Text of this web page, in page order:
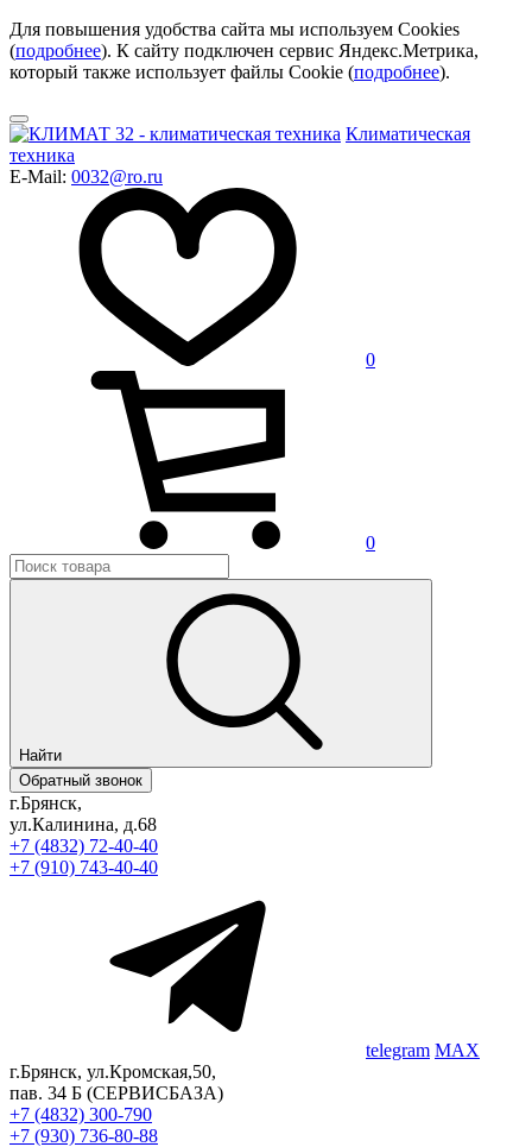
Для повышения удобства сайта мы используем Cookies
(подробнее). К сайту подключен сервис Яндекс.Метрика,
который также использует файлы Cookie (подробнее).
Климатическая
техника
E-Mail: 0032@ro.ru
0
0
Найти
Обратный звонок
г.Брянск,
ул.Калинина, д.68
+7 (4832) 72-40-40
+7 (910) 743-40-40
telegram MAX
г.Брянск, ул.Кромская,50,
пав. 34 Б (СЕРВИСБАЗА)
+7 (4832) 300-790
+7 (930) 736-80-88